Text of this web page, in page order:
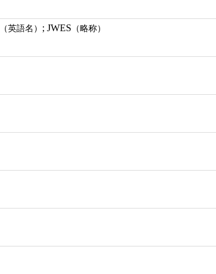
（英語名） ; JWES （略称）